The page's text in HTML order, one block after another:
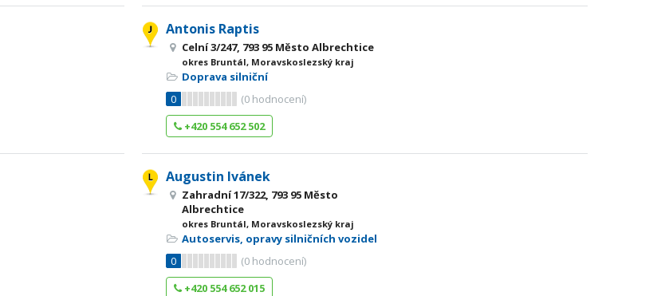
Antonis Raptis
Celní 3/247, 793 95 Město Albrechtice
okres Bruntál, Moravskoslezský kraj
Doprava silniční
0
(0 hodnocení)
+420 554 652 502
Augustin Ivánek
Zahradní 17/322, 793 95 Město
Albrechtice
okres Bruntál, Moravskoslezský kraj
Autoservis, opravy silničních vozidel
0
(0 hodnocení)
+420 554 652 015